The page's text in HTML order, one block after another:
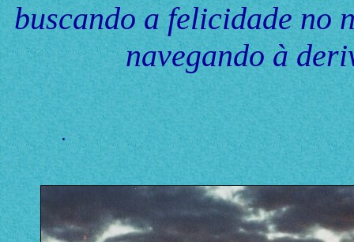
buscando a felicidade no
navegando à
. --